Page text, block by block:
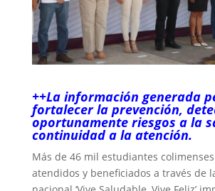
++La información generada
fortalecer la prevención,
oportunamente riesgos a la
continuidad a la atención.
Más de 46 mil estudiantes
atendidos y beneficiados a través de